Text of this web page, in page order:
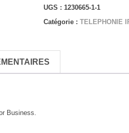
uniquement
pour
UGS : 1230665-1-1
Catégorie : TELEPHONIE
Business.